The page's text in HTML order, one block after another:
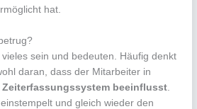
hat.
sein und bedeuten. Häufig denkt
daran, dass der Mitarbeiter in
Zeiterfassungssystem beeinflusst
und gleich wieder den